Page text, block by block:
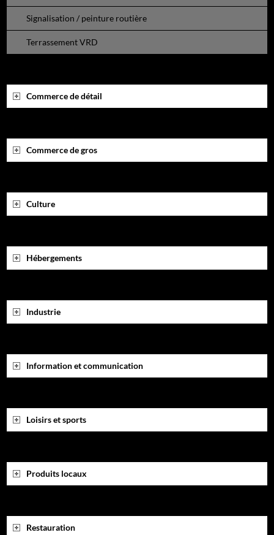
Signalisation / peinture routière
Terrassement VRD
Commerce de détail
Commerce de gros
Culture
Hébergements
Industrie
Information et communication
Loisirs et sports
Produits locaux
Restauration